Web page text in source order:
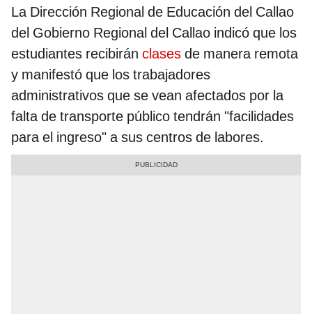
La Dirección Regional de Educación del Callao
del Gobierno Regional del Callao indicó que los
estudiantes recibirán clases de manera remota
y manifestó que los trabajadores
administrativos que se vean afectados por la
falta de transporte público tendrán "facilidades
para el ingreso" a sus centros de labores.